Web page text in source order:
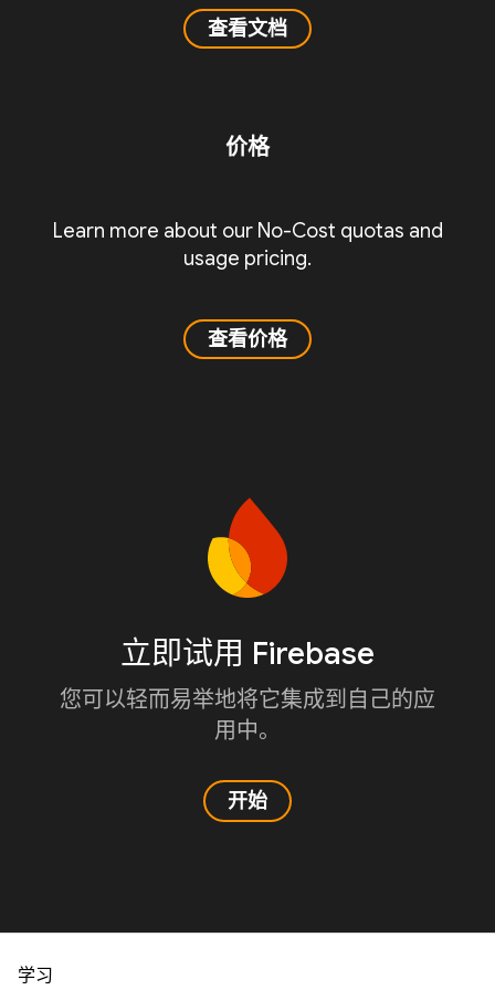
查看文档
价格
Learn more about our No-Cost quotas and
usage pricing.
查看价格
立即试用 Firebase
您可以轻而易举地将它集成到自己的应
用中。
开始
学习